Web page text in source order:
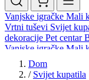
Vanjske igračke Mali
Vrtni tuševi Svijet
dekoracije Pet centar
Vanjske igračke Mali
Vrtni tuševi
dekoracijePet centar
Dom
/ Svijet kupatila